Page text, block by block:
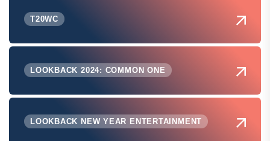
T20WC
LOOKBACK 2024: COMMON ONE
LOOKBACK NEW YEAR ENTERTAINMENT